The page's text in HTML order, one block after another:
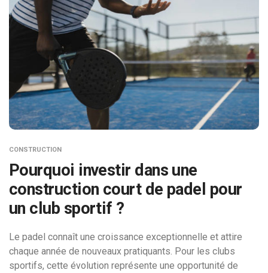
CONSTRUCTION
Pourquoi investir dans une
construction court de padel pour
un club sportif ?
Le padel connaît une croissance exceptionnelle et attire
chaque année de nouveaux pratiquants. Pour les clubs
sportifs, cette évolution représente une opportunité de